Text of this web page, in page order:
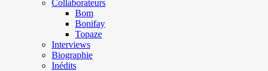
Collaborateurs
Bom
Bonifay
Topaze
Interviews
Biographie
Inédits